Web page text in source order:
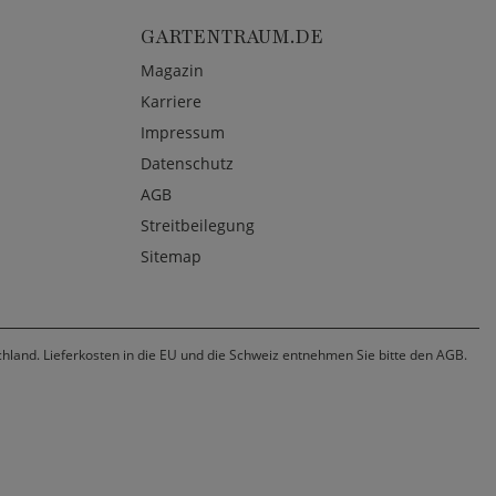
GARTENTRAUM.DE
Magazin
Karriere
Impressum
Datenschutz
AGB
Streitbeilegung
Sitemap
Lieferkosten in die EU und die Schweiz entnehmen Sie bitte den AGB.